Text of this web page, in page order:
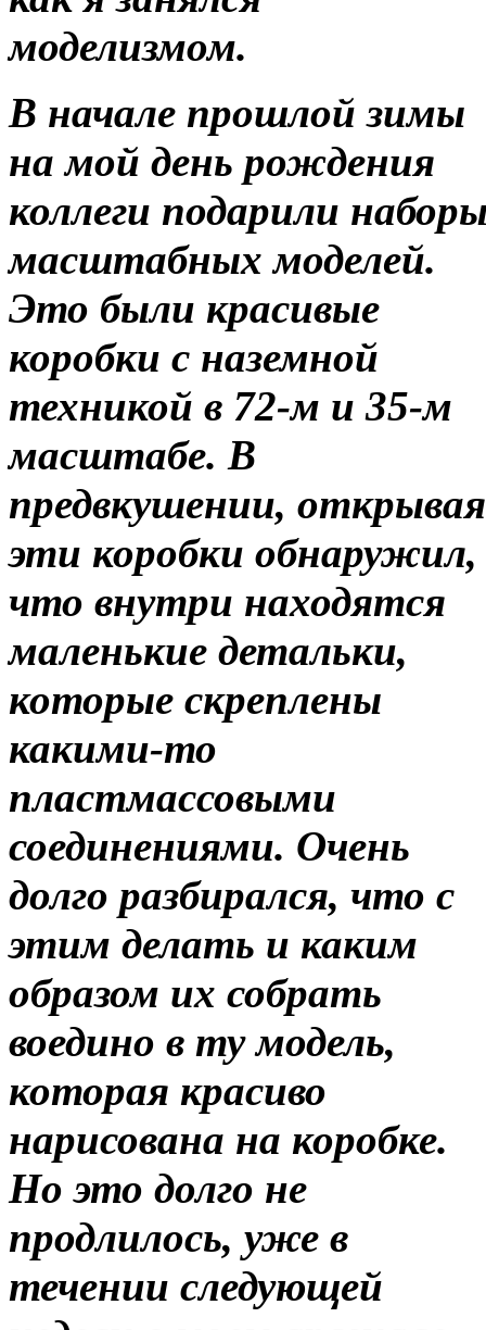
моделизмом.
В начале прошлой зимы
на мой день рождения
коллеги подарили
масштабных моделей.
Это были красивые
коробки с наземной
техникой в 72-м и 35-м
масштабе. В
предвкушении, открывая
эти коробки обнаружил,
что внутри находятся
маленькие детальки,
которые скреплены
какими-то
пластмассовыми
соединениями. Очень
долго разбирался, что с
этим делать и каким
образом их собрать
воедино в ту модель,
которая красиво
нарисована на коробке.
Но это долго не
продлилось, уже в
течении следующей